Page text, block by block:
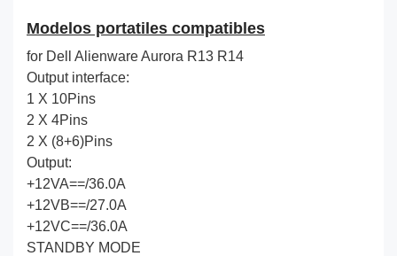
Modelos portatiles compatibles
for Dell Alienware Aurora R13 R14
Output interface:
1 X 10Pins
2 X 4Pins
2 X (8+6)Pins
Output:
+12VA==/36.0A
+12VB==/27.0A
+12VC==/36.0A
STANDBY MODE